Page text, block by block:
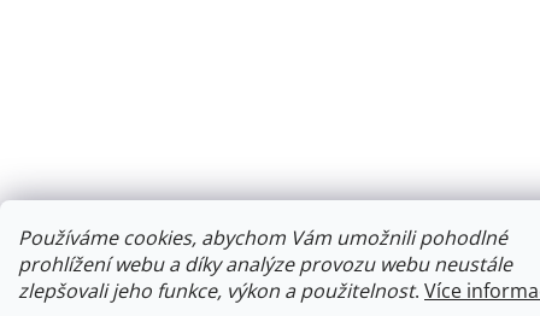
Používáme cookies, abychom Vám umožnili pohodlné
prohlížení webu a díky analýze provozu webu neustále
zlepšovali jeho funkce, výkon a použitelnost. Více